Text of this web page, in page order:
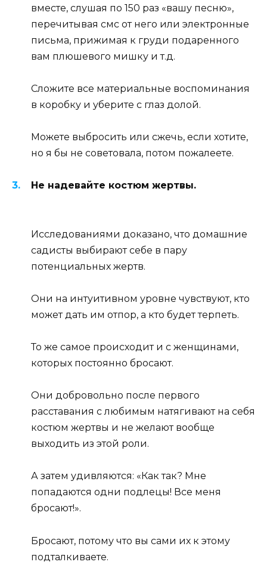
вместе, слушая по 150 раз «вашу песню»,
перечитывая смс от него или электронные
письма, прижимая к груди подаренного
вам плюшевого мишку и т.д.
Сложите все материальные воспоминания
в коробку и уберите с глаз долой.
Можете выбросить или сжечь, если хотите,
но я бы не советовала, потом пожалеете.
Не надевайте костюм жертвы.
Исследованиями доказано, что домашние
садисты выбирают себе в пару
потенциальных жертв.
Они на интуитивном уровне чувствуют, кто
может дать им отпор, а кто будет терпеть.
То же самое происходит и с женщинами,
которых постоянно бросают.
Они добровольно после первого
расставания с любимым натягивают на себя
костюм жертвы и не желают вообще
выходить из этой роли.
А затем удивляются: «Как так? Мне
попадаются одни подлецы! Все меня
бросают!».
Бросают, потому что вы сами их к этому
подталкиваете.